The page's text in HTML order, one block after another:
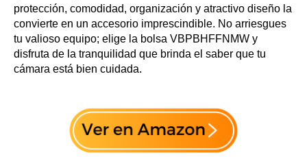
protección, comodidad, organización y atractivo diseño la
convierte en un accesorio imprescindible. No arriesgues
tu valioso equipo; elige la bolsa VBPBHFFNMW y
disfruta de la tranquilidad que brinda el saber que tu
cámara está bien cuidada.